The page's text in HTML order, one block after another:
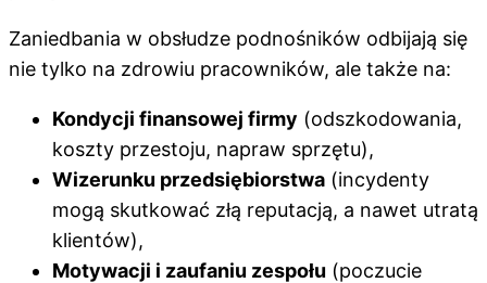
Zaniedbania w obsłudze podnośników odbijają się
nie tylko na zdrowiu pracowników, ale także na:
Kondycji finansowej firmy (odszkodowania,
koszty przestoju, napraw sprzętu),
Wizerunku przedsiębiorstwa (incydenty
mogą skutkować złą reputacją, a nawet utratą
klientów),
Motywacji i zaufaniu zespołu (poczucie